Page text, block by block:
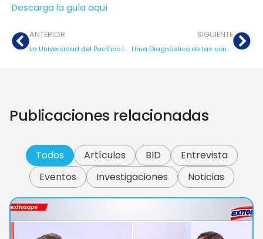
Descarga la guía aquí
ANTERIOR
La Universidad del Pacífico lanza la III Edición de los Premios +50 Emprende Perú para impulsar el emprendimiento sénior
SIGUIENTE
Lima Diagnóstico de las condiciones para emprender. Una mirada desde el ecosistema.
Publicaciones relacionadas
Artículos BID
Entrevista
Eventos
Investigaciones Noticias
Todos